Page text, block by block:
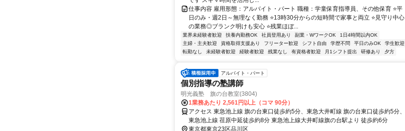
仕事内容 雇用形態：アルバイト・パート 職種：学童保育指導員、その他保育 ⭐平
日のみ・週2日～無理なく勤務 ⭐13時30分からの短時間で家事と両立 ⭐見守り中心
の業務◎ブランク明けも安心 ⭐残業ほぼ...
業界未経験者歓迎 扶養内勤務OK 社員登用あり 副業・WワークOK
1日4時間以内OK
主婦・主夫歓迎
資格取得支援あり フリーター歓迎 シフト自由 学歴不問 平日のみOK
学生歓迎
転勤なし
未経験者歓迎 経験者歓迎 残業なし 有資格者歓迎 月1シフト提出 研修あり 夕方
アルバイト・パート
個別指導の塾講師
明光義塾 旗の台教室(3804)
1業務あたり 2,561円以上（コマ 90分）
アクセス 東急池上線 旗の台東口徒歩約5分、東急大井町線 旗の台東口徒歩約5分、
東急池上線 荏原中延徒歩約8分 東急池上線大井町線旗の台駅より 徒歩約6分
東京都東京23区品川区